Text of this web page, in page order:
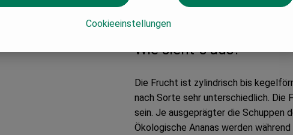
verdanken wir Christopher
Guadeloupe entdeckte.
Wie sieht´s aus?
Die Frucht ist zylindrisch bis
nach Sorte sehr unterschiedlich. Die
sein. Je ausgeprägter die Schuppen
Ökologische Ananas werden
Cookieeinstellungen